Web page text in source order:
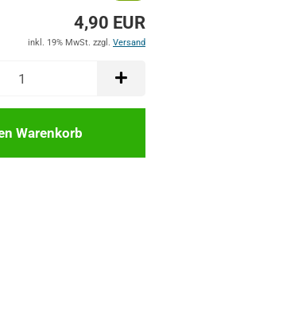
4,90 EUR
inkl. 19% MwSt. zzgl. Versand
Warenkorb